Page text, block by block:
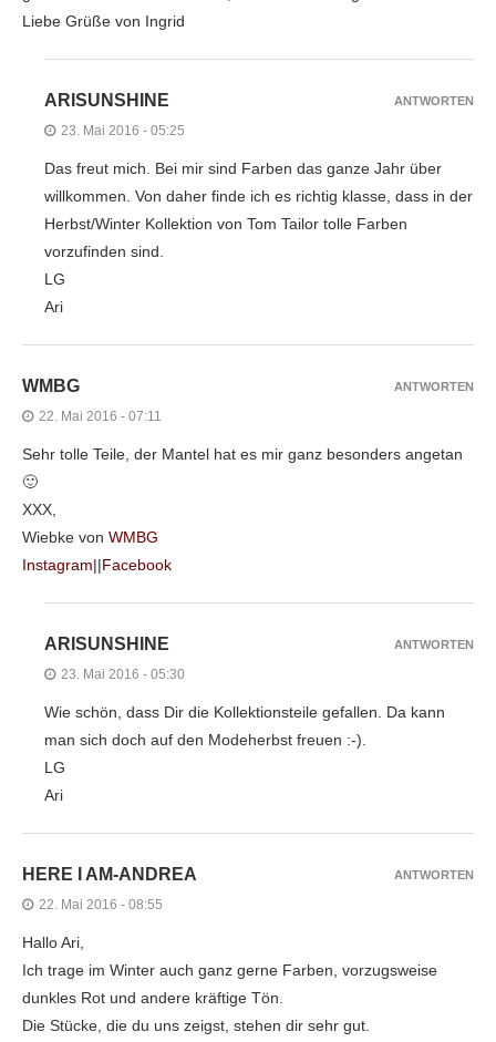
Liebe Grüße von Ingrid
ARISUNSHINE
23. Mai 2016 - 05:25
Das freut mich. Bei mir sind Farben das ganze Jahr über
willkommen. Von daher finde ich es richtig klasse, dass in der
Herbst/Winter Kollektion von Tom Tailor tolle Farben
vorzufinden sind.
LG
Ari
ANTWORTEN
WMBG
22. Mai 2016 - 07:11
Sehr tolle Teile, der Mantel hat es mir ganz besonders angetan
🙂
XXX,
Wiebke von WMBG
Instagram||Facebook
ANTWORTEN
ARISUNSHINE
23. Mai 2016 - 05:30
Wie schön, dass Dir die Kollektionsteile gefallen. Da kann
man sich doch auf den Modeherbst freuen :-).
LG
Ari
ANTWORTEN
HERE I AM-ANDREA
22. Mai 2016 - 08:55
Hallo Ari,
Ich trage im Winter auch ganz gerne Farben, vorzugsweise
dunkles Rot und andere kräftige Tön.
Die Stücke, die du uns zeigst, stehen dir sehr gut.
ANTWORTEN